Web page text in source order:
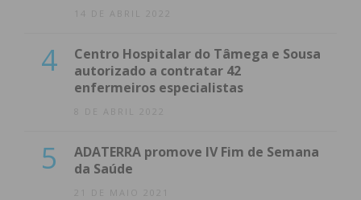
14 DE ABRIL 2022
4
Centro Hospitalar do Tâmega e Sousa
autorizado a contratar 42
enfermeiros especialistas
8 DE ABRIL 2022
5
ADATERRA promove IV Fim de Semana
da Saúde
21 DE MAIO 2021